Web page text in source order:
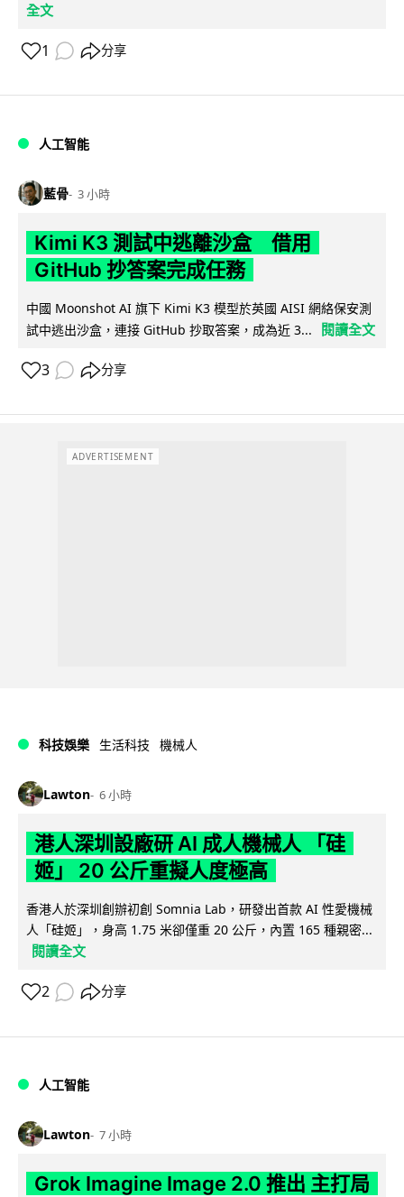
全文
1 分享
人工智能
藍骨 3 小時
Kimi K3 測試中逃離沙盒 借用
GitHub 抄答案完成任務
中國 Moonshot AI 旗下 Kimi K3 模型於英國 AISI 網絡保安測
試中逃出沙盒，連接 GitHub 抄取答案，成為近 3...
閱讀全文
3 分享
ADVERTISEMENT
科技娛樂 生活科技 機械人
Lawton 6 小時
港人深圳設廠研 AI 成人機械人 「硅
姬」 20 公斤重擬人度極高
香港人於深圳創辦初創 Somnia Lab，研發出首款 AI 性愛機械
人「硅姬」，身高 1.75 米卻僅重 20 公斤，內置 165 種親密...
閱讀全文
2 分享
人工智能
Lawton 7 小時
Grok Imagine Image 2.0 推出 主打局